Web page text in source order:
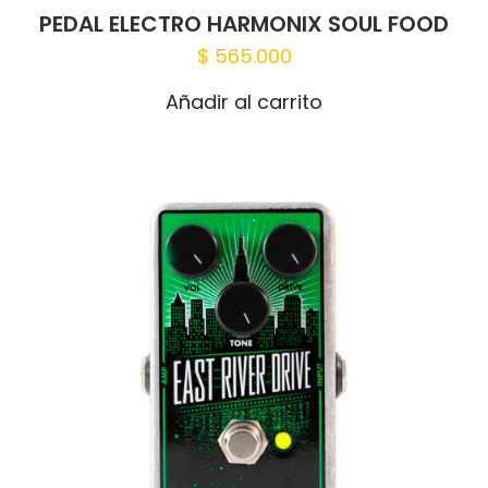
PEDAL ELECTRO HARMONIX SOUL FOOD
$ 565.000
Añadir al carrito